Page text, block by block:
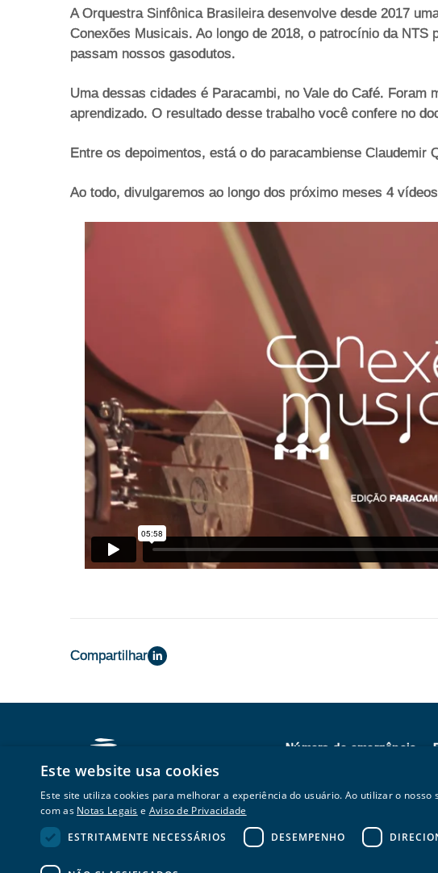
A Orquestra Sinfônica Brasileira desenvolve desde 2017
Conexões Musicais. Ao longo de 2018, o patrocínio da
passam nossos gasodutos.
Uma dessas cidades é Paracambi, no Vale do Café.
aprendizado. O resultado desse trabalho você confere no
Entre os depoimentos, está o do paracambiense Claudemir
Ao todo, divulgaremos ao longo dos próximo meses 4
Compartilhar
Número de emergência
Este website usa cookies
Este site utiliza cookies para melhorar a experiência do usuário. Ao utilizar o
com as Notas Legais e Aviso de Privacidade
ESTRITAMENTE NECESSÁRIOS
DESEMPENHO